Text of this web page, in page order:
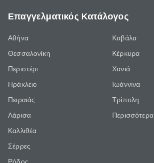
Επαγγελματικός Κατάλογος
Αθήνα
Θεσσαλονίκη
Περιστέρι
Ηράκλειο
Πειραιάς
Λάρισα
Καλλιθέα
Σέρρες
Καβάλα
Κέρκυρα
Χανιά
Ιωάννινα
Τρίπολη
Περισσότερα